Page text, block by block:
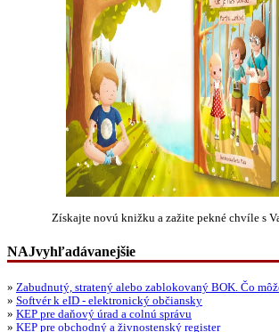
Získajte novú knižku a zažite pekné chvíle s
NAJvyhľadávanejšie
» Zabudnutý, stratený alebo zablokovaný BOK. Čo
» Softvér k eID - elektronický občiansky
» KEP pre daňový úrad a colnú správu
» KEP pre obchodný a živnostenský register